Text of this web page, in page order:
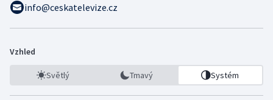
info@ceskatelevize.cz
Vzhled
Světlý Tmavý Systém